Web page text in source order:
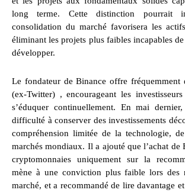
long terme. Cette distinction pourrait
consolidation du marché favorisera les
éliminant les projets plus faibles incapables de
développer.
Le fondateur de Binance offre fréquemment
(ex-Twitter) , encourageant les
s’éduquer continuellement. En mai
difficulté à conserver des investissements
compréhension limitée de la technologie,
marchés mondiaux. Il a ajouté que l’achat de
cryptomonnaies uniquement sur la
mène à une conviction plus faible lors des
marché, et a recommandé de lire davantage